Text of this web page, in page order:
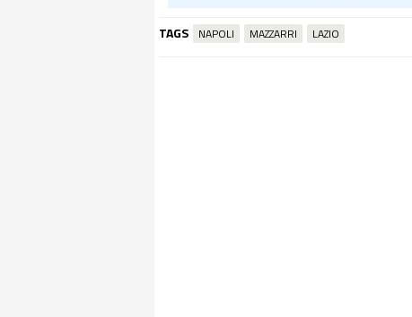
TAGS NAPOLI MAZZARRI LAZIO